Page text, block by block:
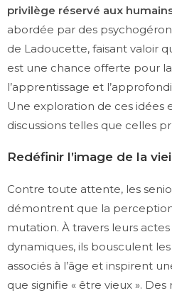
privilège réservé aux
abordée par des
de Ladoucette, faisant valoir
est une chance offerte pour
l’apprentissage et
Une exploration de ces idées
discussions telles que celles
Redéfinir l’image de la
Contre toute attente, les
démontrent que la
mutation. À travers leurs
dynamiques, ils bousculent
associés à l’âge et inspirent
que signifie « être vieux ».